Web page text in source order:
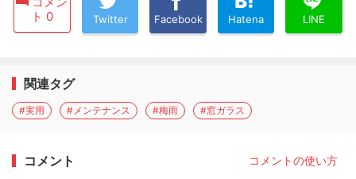
ト 0
Twitter Facebook Hatena LINE
関連タグ
#実用 #メンテナンス #梅雨 #窓ガラス
コメント コメントの使い方